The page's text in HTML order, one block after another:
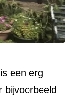
een erg
bijvoorbeeld